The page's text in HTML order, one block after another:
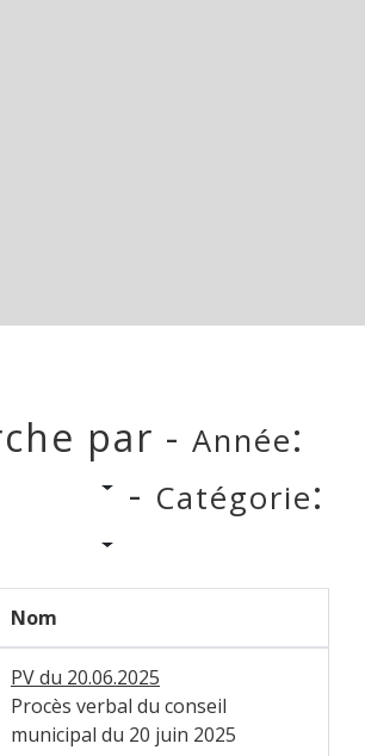
par - Année:
- Catégorie:
Nom
PV du 20.06.2025
Procès verbal du conseil
municipal du 20 juin 2025